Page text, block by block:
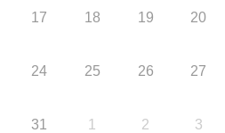
17 18 19 20
24 25 26 27
31 1 2 3